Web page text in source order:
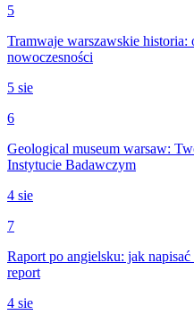
5
Tramwaje warszawskie
nowoczesności
5 sie
6
Geological museum warsaw:
Instytucie Badawczym
4 sie
7
Raport po angielsku: jak
report
4 sie